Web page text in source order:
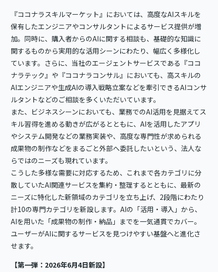
『ココナラスキルマーケット』においては、高度なAIスキルを
保有したエンジニアやコンサルタントによるサービス提供が増
加。同時に、購入者からのAIに関する相談も、基礎的な知識に
関するものから実用的な活用シーンにわたり、幅広く多様化し
ています。さらに、当社のエージェントサービスである『ココ
ナラテック』や『ココナラコンサル』においても、高スキルの
AIエンジニアや生成AIの導入戦略立案などを牽引できるAIコンサ
ルタントなどのご相談を多くいただいています。
また、ビジネスシーンにおいても、業務でのAI活用を見据えてス
キル習得を進める動きが広がるとともに、AIを活用したアプリ
やシステム開発などの業務実装や、高度な専門性が求められる
成果物の制作などをまるごと外部へ委託したいという、法人な
らではのニーズも現れています。
こうした多様な需要に対応するため、これまで各カテゴリに分
散していたAI関連サービスを集約・整理するとともに、最新の
ニーズに特化した新領域のカテゴリを立ち上げ、2段階にわたり
計10の専門カテゴリを新設します。AIの「活用・導入」から、
AIを用いた「成果物の制作・納品」までを一気通貫でカバー。
ユーザーがAIに関するサービスを見つけやすい基盤へと進化さ
せます。
【第一弾：2026年6月4日新設】